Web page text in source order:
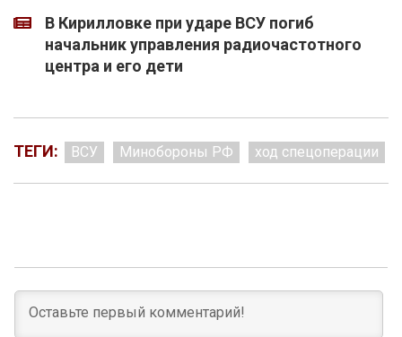
В Кирилловке при ударе ВСУ погиб
начальник управления радиочастотного
центра и его дети
ТЕГИ: ВСУ Минобороны РФ ход спецоперации